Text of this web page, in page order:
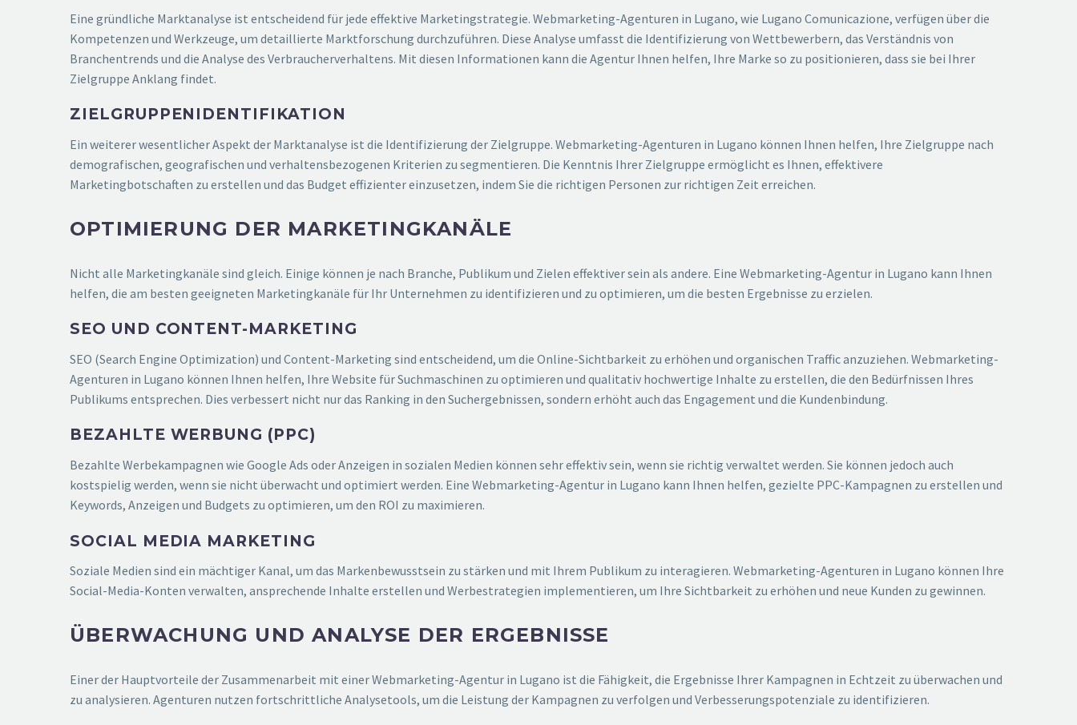
Eine gründliche Marktanalyse ist entscheidend für jede effektive Marketingstrategie. Webmarketing-Agenturen in Lugano, wie Lugano Comunicazione, verfügen über die
Kompetenzen und Werkzeuge, um detaillierte Marktforschung durchzuführen. Diese Analyse umfasst die Identifizierung von Wettbewerbern, das Verständnis von
Branchentrends und die Analyse des Verbraucherverhaltens. Mit diesen Informationen kann die Agentur Ihnen helfen, Ihre Marke so zu positionieren, dass sie bei Ihrer
Zielgruppe Anklang findet.
ZIELGRUPPENIDENTIFIKATION
Ein weiterer wesentlicher Aspekt der Marktanalyse ist die Identifizierung der Zielgruppe. Webmarketing-Agenturen in Lugano können Ihnen helfen, Ihre Zielgruppe nach
demografischen, geografischen und verhaltensbezogenen Kriterien zu segmentieren. Die Kenntnis Ihrer Zielgruppe ermöglicht es Ihnen, effektivere
Marketingbotschaften zu erstellen und das Budget effizienter einzusetzen, indem Sie die richtigen Personen zur richtigen Zeit erreichen.
OPTIMIERUNG DER MARKETINGKANÄLE
Nicht alle Marketingkanäle sind gleich. Einige können je nach Branche, Publikum und Zielen effektiver sein als andere. Eine Webmarketing-Agentur in Lugano kann Ihnen
helfen, die am besten geeigneten Marketingkanäle für Ihr Unternehmen zu identifizieren und zu optimieren, um die besten Ergebnisse zu erzielen.
SEO UND CONTENT-MARKETING
SEO (Search Engine Optimization) und Content-Marketing sind entscheidend, um die Online-Sichtbarkeit zu erhöhen und organischen Traffic anzuziehen. Webmarketing-
Agenturen in Lugano können Ihnen helfen, Ihre Website für Suchmaschinen zu optimieren und qualitativ hochwertige Inhalte zu erstellen, die den Bedürfnissen Ihres
Publikums entsprechen. Dies verbessert nicht nur das Ranking in den Suchergebnissen, sondern erhöht auch das Engagement und die Kundenbindung.
BEZAHLTE WERBUNG (PPC)
Bezahlte Werbekampagnen wie Google Ads oder Anzeigen in sozialen Medien können sehr effektiv sein, wenn sie richtig verwaltet werden. Sie können jedoch auch
kostspielig werden, wenn sie nicht überwacht und optimiert werden. Eine Webmarketing-Agentur in Lugano kann Ihnen helfen, gezielte PPC-Kampagnen zu erstellen und
Keywords, Anzeigen und Budgets zu optimieren, um den ROI zu maximieren.
SOCIAL MEDIA MARKETING
Soziale Medien sind ein mächtiger Kanal, um das Markenbewusstsein zu stärken und mit Ihrem Publikum zu interagieren. Webmarketing-Agenturen in Lugano können Ihre
Social-Media-Konten verwalten, ansprechende Inhalte erstellen und Werbestrategien implementieren, um Ihre Sichtbarkeit zu erhöhen und neue Kunden zu gewinnen.
ÜBERWACHUNG UND ANALYSE DER ERGEBNISSE
Einer der Hauptvorteile der Zusammenarbeit mit einer Webmarketing-Agentur in Lugano ist die Fähigkeit, die Ergebnisse Ihrer Kampagnen in Echtzeit zu überwachen und
zu analysieren. Agenturen nutzen fortschrittliche Analysetools, um die Leistung der Kampagnen zu verfolgen und Verbesserungspotenziale zu identifizieren.